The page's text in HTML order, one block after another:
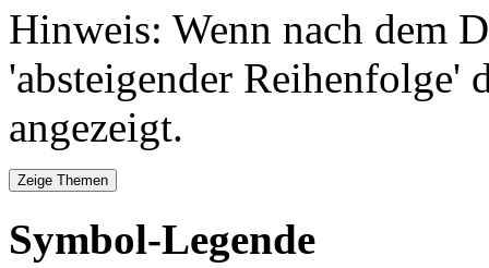
Hinweis: Wenn nach dem
'absteigender Reihenfolge'
angezeigt.
Symbol-Legende